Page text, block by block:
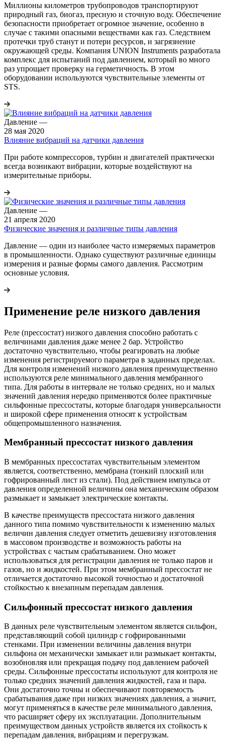
Миллионы километров трубопроводов транспортируют
природный газ, биогаз, пресную и сточную воду. Обеспечение
безопасности приобретает огромное значение, особенно в
случае с такими опасными веществами как газ. Следствием
протечки труб станут и потери ресурсов, и загрязнение
окружающей среды. Компания UNION Instruments разработала
комплекс для испытаний под давлением, который во много
раз упрощает проверку на герметичность. В этом
оборудовании используются чувствительные элементы от
STS.
Давление —
28 мая 2020
Влияние вибраций на датчики давления
При работе компрессоров, турбин и двигателей практически
всегда возникают вибрации, которые воздействуют на
измерительные приборы.
Давление —
21 апреля 2020
Физические значения и различные типы давления
Давление ― один из наиболее часто измеряемых параметров
в промышленности. Однако существуют различные единицы
измерения и разные формы самого давления. Рассмотрим
основные условия.
Применение реле низкого давления
Реле (прессостат) низкого давления способно работать с
величинами давления даже менее 2 бар. Устройство
достаточно чувствительно, чтобы реагировать на любые
изменения регистрируемого параметра в заданных пределах.
Для контроля изменений низкого давления преимущественно
используются реле минимального давления мембранного
типа. Для работы в интервале не только средних, но и малых
значений давления нередко применяются более практичные
сильфонные прессостаты, которые благодаря универсальности
и широкой сфере применения относят к устройствам
общепромышленного назначения.
Мембранный прессостат низкого давления
В мембранных прессостатах чувствительным элементом
является, соответственно, мембрана (тонкий плоский или
гофрированный лист из стали). Под действием импульса от
давления определенной величины она механическим образом
размыкает и замыкает электрические контакты.
В качестве преимуществ прессостата низкого давления
данного типа помимо чувствительности к изменению малых
величин давления следует отметить дешевизну изготовления
в массовом производстве и возможность работы на
устройствах с частым срабатыванием. Оно может
использоваться для регистрации давления не только паров и
газов, но и жидкостей. При этом мембранный прессостат не
отличается достаточно высокой точностью и достаточной
стойкостью к внезапным перепадам давления.
Сильфонный прессостат низкого давления
В данных реле чувствительным элементом является сильфон,
представляющий собой цилиндр с гофрированными
стенками. При изменении величины давления внутри
сильфона он механически замыкает или размыкает контакты,
возобновляя или прекращая подачу под давлением рабочей
среды. Сильфонные прессостаты используют для контроля не
только средних значений давления жидкостей, газа и пара.
Они достаточно точны и обеспечивают повторяемость
срабатывания даже при низких значениях давления, а значит,
могут применяться в качестве реле минимального давления,
что расширяет сферу их эксплуатации. Дополнительным
преимуществом данных устройств является их стойкость к
перепадам давления, вибрациям и перегрузкам.